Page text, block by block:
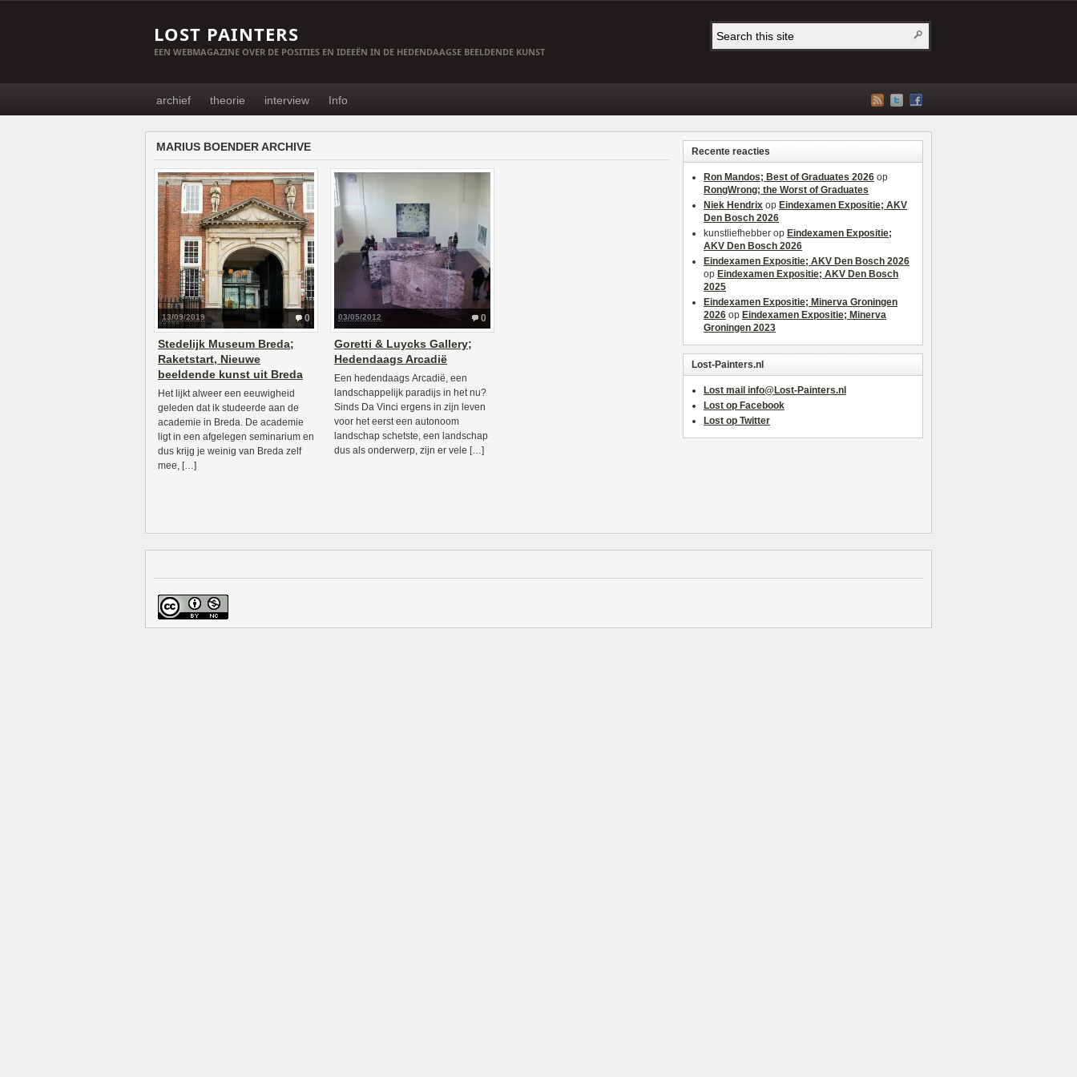
LOST PAINTERS
EEN WEBMAGAZINE OVER DE POSITIES EN IDEEËN IN DE HEDENDAAGSE BEELDENDE KUNST
archief theorie interview Info
MARIUS BOENDER ARCHIVE
0
13/09/2019
Stedelijk Museum Breda;
Raketstart, Nieuwe
beeldende kunst uit Breda
Het lijkt alweer een eeuwigheid
geleden dat ik studeerde aan de
academie in Breda. De academie
ligt in een afgelegen seminarium en
dus krijg je weinig van Breda zelf
mee, […]
0
03/05/2012
Goretti & Luycks Gallery;
Hedendaags Arcadië
Een hedendaags Arcadië, een
landschappelijk paradijs in het nu?
Sinds Da Vinci ergens in zijn leven
voor het eerst een autonoom
landschap schetste, een landschap
dus als onderwerp, zijn er vele […]
Recente reacties
Ron Mandos; Best of Graduates 2026 op
RongWrong; the Worst of Graduates
Niek Hendrix op Eindexamen Expositie; AKV
Den Bosch 2026
kunstliefhebber op Eindexamen Expositie;
AKV Den Bosch 2026
Eindexamen Expositie; AKV Den Bosch 2026
op Eindexamen Expositie; AKV Den Bosch
2025
Eindexamen Expositie; Minerva Groningen
2026 op Eindexamen Expositie; Minerva
Groningen 2023
Lost-Painters.nl
Lost mail info@Lost-Painters.nl
Lost op Facebook
Lost op Twitter